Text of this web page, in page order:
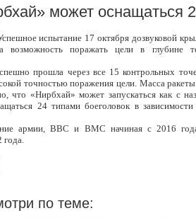
может оснащаться
испытание 17 октября дозвуковой
возможность поражать цели в глубине
прошла через все 15 контрольных
точностью поражения цели. Масса
что «Нирбхай» может запускаться как с
24 типами боеголовок в
армии, ВВС и ВМС начиная с 2016
по теме: